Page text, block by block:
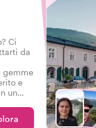
Ci
da
gemme
e
un